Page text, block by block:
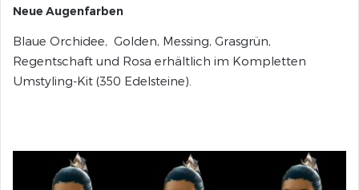
Neue Augenfarben
Blaue Orchidee, Golden, Messing, Grasgrün,
Regentschaft und Rosa erhältlich im Kompletten
Umstyling-Kit (350 Edelsteine).